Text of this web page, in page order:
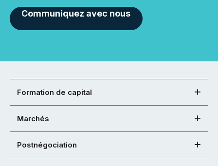
Communiquez avec nous
Formation de capital
Marchés
Postnégociation